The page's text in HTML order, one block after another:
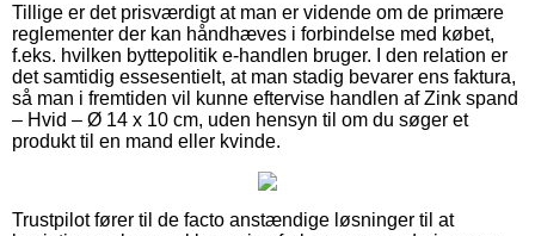
Tillige er det prisværdigt at man er vidende om de primære
reglementer der kan håndhæves i forbindelse med købet,
f.eks. hvilken byttepolitik e-handlen bruger. I den relation er
det samtidig essesentielt, at man stadig bevarer ens faktura,
så man i fremtiden vil kunne eftervise handlen af Zink spand
– Hvid – Ø 14 x 10 cm, uden hensyn til om du søger et
produkt til en mand eller kvinde.
Trustpilot fører til de facto anstændige løsninger til at